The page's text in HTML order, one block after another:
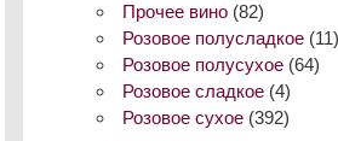
Прочее вино (82)
Розовое полусладкое (11)
Розовое полусухое (64)
Розовое сладкое (4)
Розовое сухое (392)